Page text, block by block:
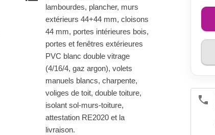
lambourdes, plancher, murs
extérieurs 44+44 mm, cloisons
44 mm, portes intérieures bois,
portes et fenêtres extérieures
PVC blanc double vitrage
(4/16/4, gaz argon), volets
manuels blancs, charpente,
voliges de toit, double toiture,
isolant sol-murs-toiture,
attestation RE2020 et la
livraison.